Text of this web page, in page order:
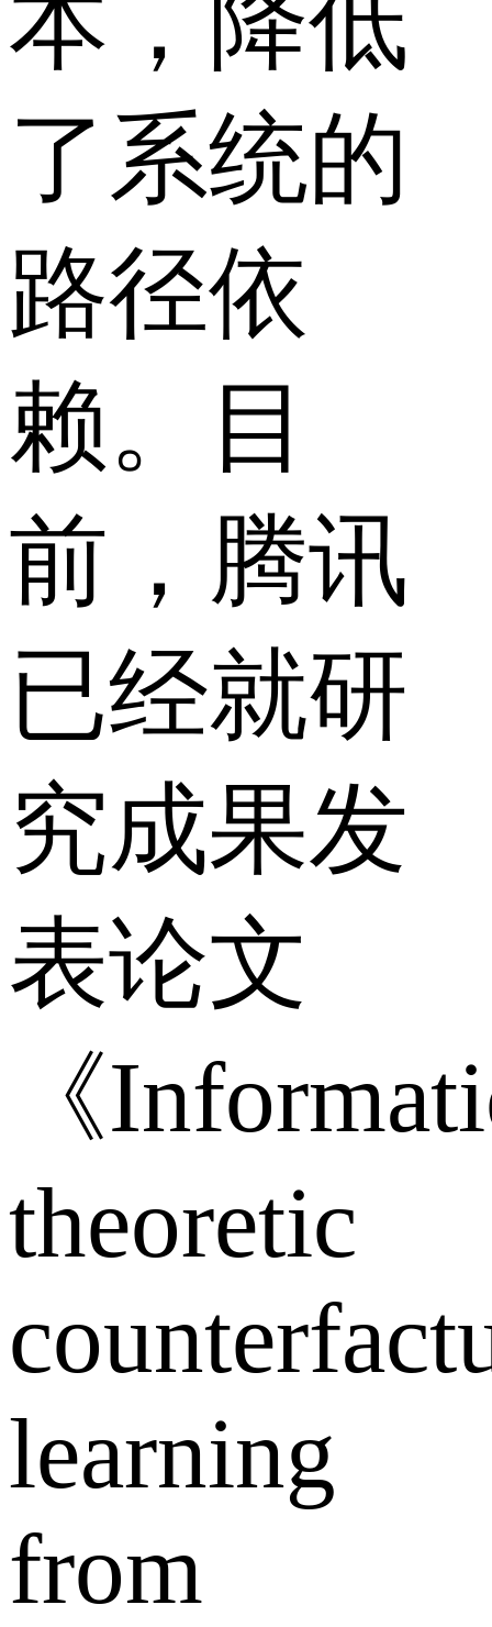
本，降低
了系统的
路径依
赖。目
前，腾讯
已经就研
究成果发
表论文
《
theoretic
learning
from